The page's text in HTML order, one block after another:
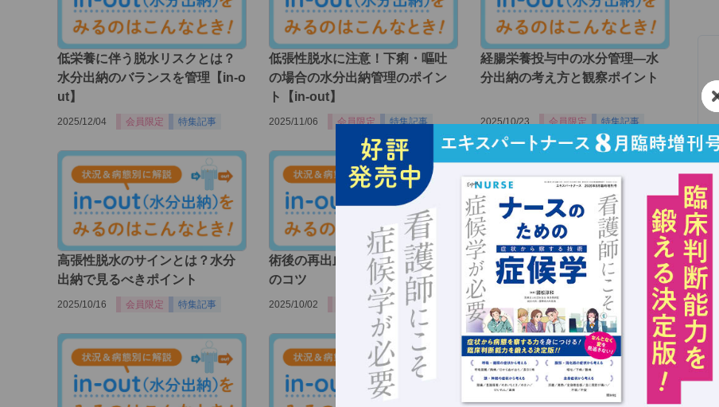
低栄養に伴う脱水リスクとは？
水分出納のバランスを管理【in-o
ut】
2025/12/04 会員限定 特集記事
低張性脱水に注意！下痢・嘔吐
の場合の水分出納管理のポイン
ト【in-out】
2025/11/06 会員限定 特集記事
経腸栄養投与中の水分管理―水
分出納の考え方と観察ポイント
2025/10/23 会員限定 特集記事
高張性脱水のサインとは？水分
出納で見るべきポイント
2025/10/16 会員限定 特集記事
術後の再出血！水分出納の見方
のコツ
2025/10/02 会員限定 特集記事
水分出納における体重測定の重
要性【in-out】
2025/09/25 会員限定 特集記事